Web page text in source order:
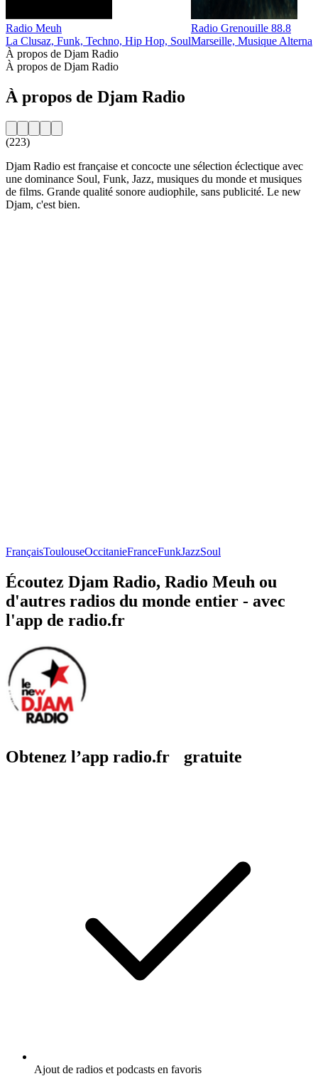
Radio Meuh
La Clusaz, Funk, Techno, Hip Hop, Soul
Radio Grenouille 88.8
Marseille, Musique
À propos de Djam Radio
À propos de Djam Radio
À propos de Djam Radio
(223)
Djam Radio est française et concocte une sélection éclectique avec
une dominance Soul, Funk, Jazz, musiques du monde et musiques
de films. Grande qualité sonore audiophile, sans publicité. Le new
Djam, c'est bien.
FrançaisToulouseOccitanieFranceFunkJazzSoul
Écoutez Djam Radio, Radio Meuh ou
d'autres radios du monde entier - avec
l'app de radio.fr
Obtenez l’app radio.fr gratuite
Ajout de radios et podcasts en favoris